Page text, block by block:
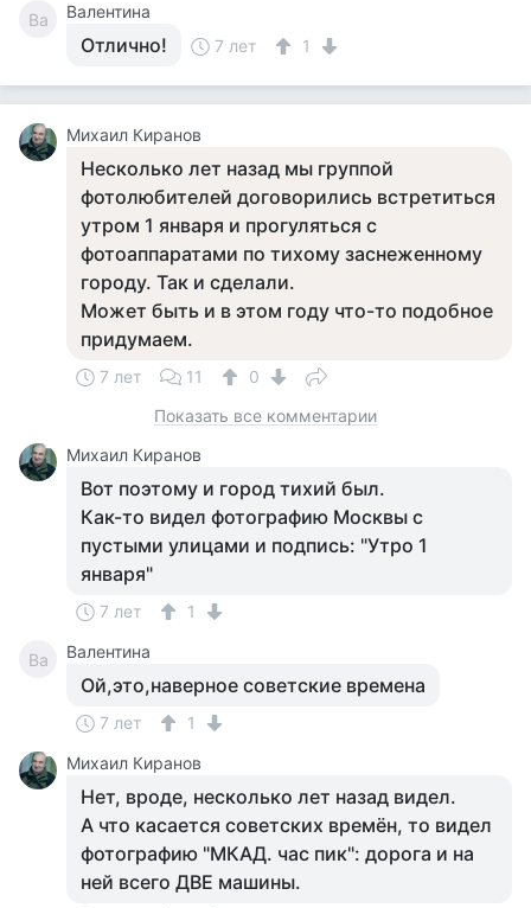
Ва Валентина
Отлично! 7 лет 1
Михаил Киранов
Несколько лет назад мы группой
фотолюбителей договорились встретиться
утром 1 января и прогуляться с
фотоаппаратами по тихому заснеженному
городу. Так и сделали.
Может быть и в этом году что-то подобное
придумаем.
7 лет 11
0
Показать все комментарии
Михаил Киранов
Вот поэтому и город тихий был.
Как-то видел фотографию Москвы с
пустыми улицами и подпись: "Утро 1
января"
7 лет 1
Ва Валентина
Ой,это,наверное советские времена
7 лет
1
Михаил Киранов
Нет, вроде, несколько лет назад видел.
А что касается советских времён, то видел
фотографию "МКАД. час пик": дорога и на
ней всего ДВЕ машины.